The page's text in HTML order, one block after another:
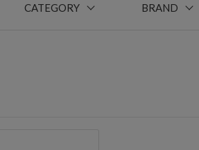
CATEGORY BRAND